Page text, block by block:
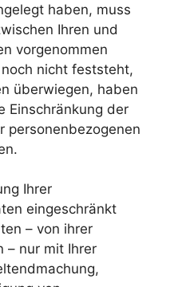
haben, muss
Ihren und
vorgenommen
nicht feststeht,
überwiegen, haben
Einschränkung der
personenbezogenen
Ihrer
eingeschränkt
– von ihrer
– nur mit Ihrer